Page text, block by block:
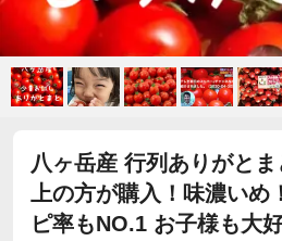
八ヶ岳産 行列ありがと
上の方が購入！味濃いめ
ピ率もNO.1 お子様も大